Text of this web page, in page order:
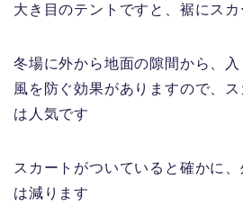
大き目のテントですと、裾にス
冬場に外から地面の隙間から、
風を防ぐ効果がありますので、
は人気です
スカートがついていると確かに
は減ります